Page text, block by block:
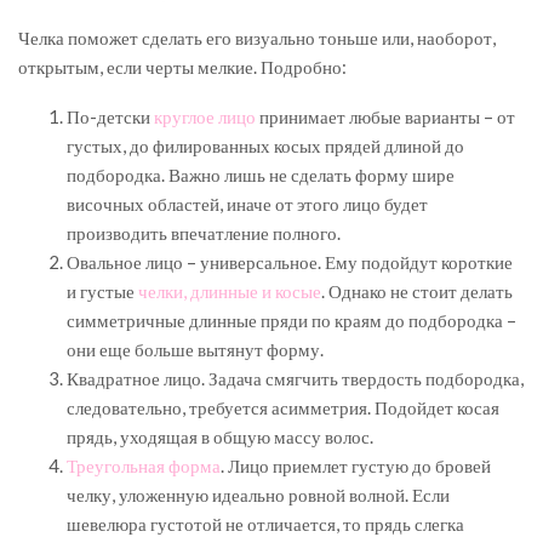
Челка поможет сделать его визуально тоньше или, наоборот,
открытым, если черты мелкие. Подробно:
По-детскикруглое лицо принимает любые варианты – от
густых, до филированных косых прядей длиной до
подбородка. Важно лишь не сделать форму шире
височных областей, иначе от этого лицо будет
производить впечатление полного.
Овальное лицо – универсальное. Ему подойдут короткие
и густые челки, длинные и косые. Однако не стоит делать
симметричные длинные пряди по краям до подбородка –
они еще больше вытянут форму.
Квадратное лицо. Задача смягчить твердость подбородка,
следовательно, требуется асимметрия. Подойдет косая
прядь, уходящая в общую массу волос.
Треугольная форма. Лицо приемлет густую до бровей
челку, уложенную идеально ровной волной. Если
шевелюра густотой не отличается, то прядь слегка